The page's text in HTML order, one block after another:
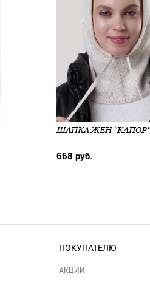
668 руб.
ПОКУПАТЕЛЮ
АКЦИИ